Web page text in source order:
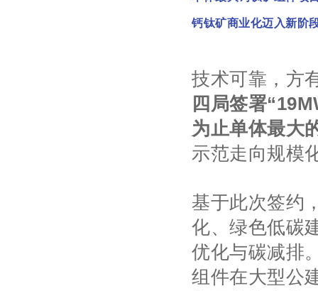
钙钛矿商业化迈入新阶
技术可靠，方
四局签署
为止单体最大
示范走向规模
基于此次签约
化、绿色低碳
优化与碳减排
组件在大型公